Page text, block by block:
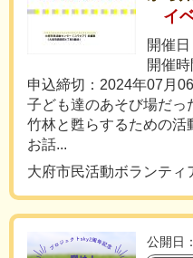
イ
開催
開催
申込締切：2024年07月06
子ども達のあそび場だっ
竹林と甦らするための活
お話...
大府市民活動ボランティ
公開日